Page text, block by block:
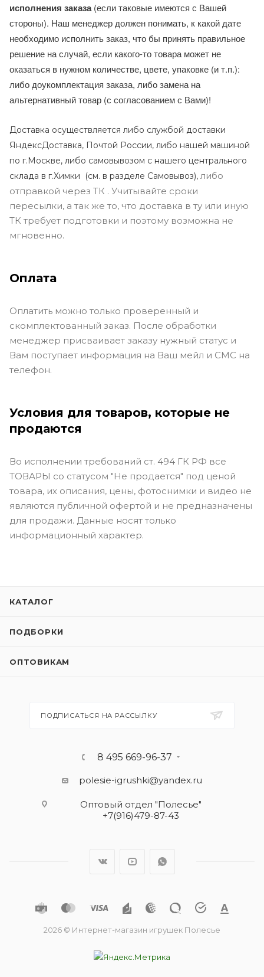
исполнения заказа(если таковые имеются с Вашей
стороны). Наш менеджер должен понимать, к какой дате
необходимо исполнить заказ, что бы принять правильное
решение на случай, если какого-то товара может не
оказаться в нужном количестве, цвете, упаковке (и т.п.):
либо доукомплектация заказа, либо замена на
альтернативный товар (с согласованием с Вами)!
Доставка осуществляется либо службой доставки
ЯндексДоставка, Почтой России, либо нашей машиной
по г.Москве, либо самовывозом с нашего центрального
склада в г.Химки (см. в разделе Самовывоз), либо
отправкой через ТК . Учитывайте сроки
пересылки, а так же то, что доставка в ту или иную
ТК требует подготовки и поэтому возможна не
мгновенно.
Оплата
Оплатить можно только проверенный и
скомплектованный заказ. После обработки
менеджер присваивает заказу нужный статус и
Вам поступает информация на Ваш мейл и СМС на
телефон.
Условия для товаров, которые не
продаются
Во исполнении требований ст. 494 ГК РФ все
ТОВАРЫ со статусом "Не продается" под ценой
товара, их описания, цены, фотоснимки и видео не
являются публичной офертой и не предназначены
для продажи. Данные носят только
информационный характер.
КАТАЛОГ
ПОДБОРКИ
ОПТОВИКАМ
ПОДПИСАТЬСЯ НА РАССЫЛКУ
8 495 669-96-37
polesie-igrushki@yandex.ru
Оптовый отдел "Полесье"
+7(916)479-87-43
2026 © Интернет-магазин игрушек Полесье